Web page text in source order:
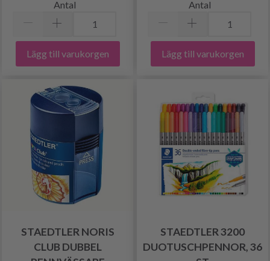
Antal
Lägg till varukorgen
Antal
Lägg till varukorgen
STAEDTLER NORIS
CLUB DUBBEL
STAEDTLER 3200
DUOTUSCHPENNOR, 36